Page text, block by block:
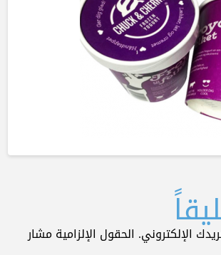
الإلكتروني. الحقول الإلزامية مشار